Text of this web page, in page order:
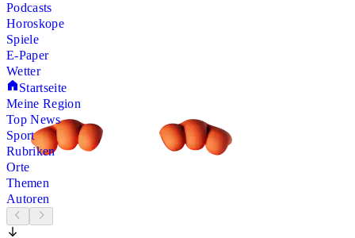
Podcasts
Horoskope
Spiele
E-Paper
Wetter
Startseite
Meine Region
Top News
Sport
Rubriken
Orte
Themen
Autoren